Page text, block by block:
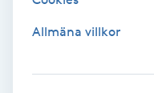
VaxningAllmäna villkor